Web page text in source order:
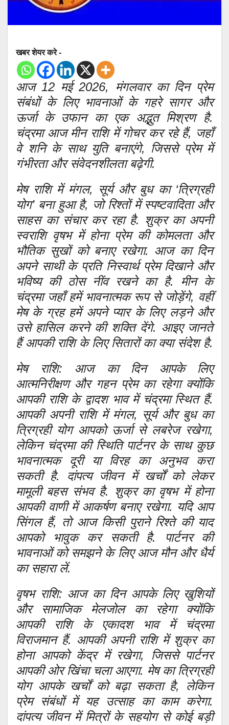
खबर शेयर करे -
आज 12 मई 2026, मंगलवार का दिन प्रेम
संबंधों के लिए भावनाओं के गहरे सागर और
ऊर्जा के उफान का एक अद्भुत मिश्रण है.
चंद्रमा आज मीन राशि में गोचर कर रहे हैं, जहाँ
वे शनि के साथ युति बनाएंगे, जिससे प्रेम में
गंभीरता और संवेदनशीलता बढ़ेगी.
मेष राशि में मंगल, सूर्य और बुध का ‘त्रिग्रही
योग’ बना हुआ है, जो रिश्तों में स्पष्टवादिता और
साहस का संचार कर रहा है. शुक्र का अपनी
स्वराशि वृषभ में होना प्रेम की कोमलता और
भौतिक सुखों को बनाए रखेगा. आज का दिन
अपने साथी के प्रति निस्वार्थ प्रेम दिखाने और
भविष्य की ठोस नींव रखने का है. मीन के
चंद्रमा जहाँ हमें भावनात्मक रूप से जोड़ेंगे, वहीं
मेष के ग्रह हमें अपने प्यार के लिए लड़ने और
उसे हासिल करने की शक्ति देंगे. आइए जानते
हैं आपकी राशि के लिए सितारों का क्या संदेश है.
मेष राशि: आज का दिन आपके लिए
आत्मनिरीक्षण और गहन प्रेम का रहेगा क्योंकि
आपकी राशि के द्वादश भाव में चंद्रमा स्थित हैं.
आपकी अपनी राशि में मंगल, सूर्य और बुध का
त्रिग्रही योग आपको ऊर्जा से लबरेज रखेगा,
लेकिन चंद्रमा की स्थिति पार्टनर के साथ कुछ
भावनात्मक दूरी या विरह का अनुभव करा
सकती है. दांपत्य जीवन में खर्चों को लेकर
मामूली बहस संभव है. शुक्र का वृषभ में होना
आपकी वाणी में आकर्षण बनाए रखेगा. यदि आप
सिंगल हैं, तो आज किसी पुराने रिश्ते की याद
आपको भावुक कर सकती है. पार्टनर की
भावनाओं को समझने के लिए आज मौन और धैर्य
का सहारा लें.
वृषभ राशि: आज का दिन आपके लिए खुशियों
और सामाजिक मेलजोल का रहेगा क्योंकि
आपकी राशि के एकादश भाव में चंद्रमा
विराजमान हैं. आपकी अपनी राशि में शुक्र का
होना आपको केंद्र में रखेगा, जिससे पार्टनर
आपकी ओर खिंचा चला आएगा. मेष का त्रिग्रही
योग आपके खर्चों को बढ़ा सकता है, लेकिन
प्रेम संबंधों में यह उत्साह का काम करेगा.
दांपत्य जीवन में मित्रों के सहयोग से कोई बड़ी